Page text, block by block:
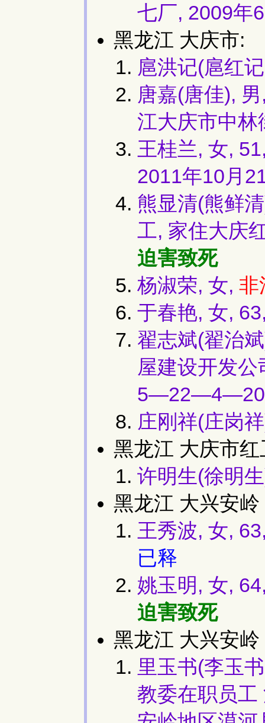
七厂, 2009年
黑龙江 大庆市:
扈洪记(扈红
唐嘉(唐佳),
江大庆市中
王桂兰, 女,
2011年10月
熊显清(熊鲜
工, 家住大庆
迫害致死
杨淑荣, 女, 非
于春艳, 女,
翟志斌(翟治
屋建设开发
庄刚祥(庄岗
黑龙江 大庆市
许明生(徐明
黑龙江 大兴安
王秀波, 女,
已释
姚玉明, 女,
迫害致死
黑龙江 大兴安
里玉书(李玉
教委在职员工